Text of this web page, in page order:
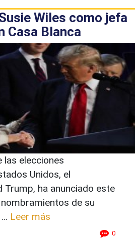
Wiles como jefa
Casa Blanca
las elecciones
Unidos, el
Trump, ha anunciado este
de su
Leer más
0